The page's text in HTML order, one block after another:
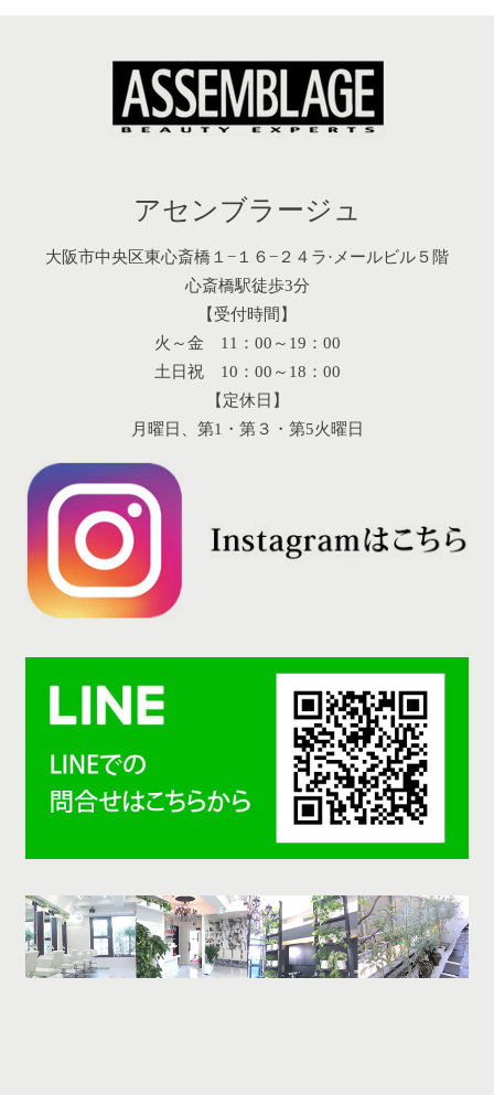
アセンブラージュ
大阪市中央区東心斎橋１−１６−２４ラ·メールビル５階
心斎橋駅徒歩3分
【受付時間】
火～金 11：00～19：00
土日祝 10：00～18：00
【定休日】
月曜日、第1・第３・第5火曜日